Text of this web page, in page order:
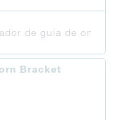
de guía de
Bracket